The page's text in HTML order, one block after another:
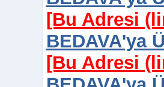
[Bu Adresi
BEDAVA'ya
[Bu Adresi